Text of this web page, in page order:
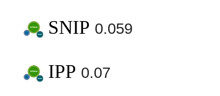
SNIP 0.059
IPP 0.07